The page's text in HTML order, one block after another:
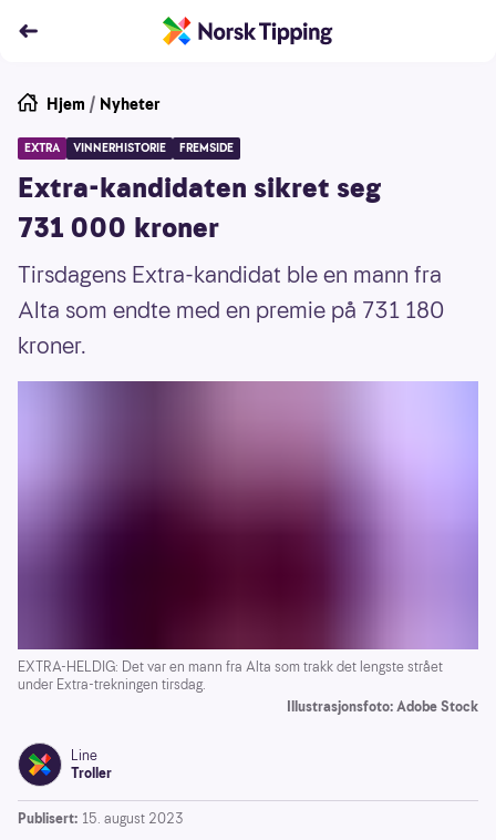
Hjem / Nyheter
EXTRA VINNERHISTORIE FREMSIDE
Extra-kandidaten sikret seg
731 000 kroner
Tirsdagens Extra-kandidat ble en mann fra
Alta som endte med en premie på 731 180
kroner.
EXTRA-HELDIG: Det var en mann fra Alta som trakk det lengste strået
under Extra-trekningen tirsdag.
Illustrasjonsfoto: Adobe Stock
Line
Troller
Publisert: 15. august 2023